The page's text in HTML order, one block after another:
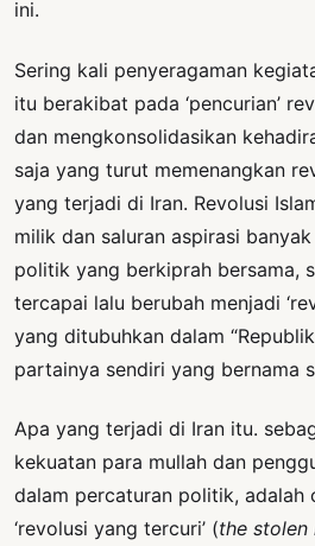
ini.
Sering kali penyeragaman
itu berakibat pada ‘pencurian’
dan mengkonsolidasikan
saja yang turut memenangkan
yang terjadi di Iran. Revolusi
milik dan saluran aspirasi
politik yang berkiprah bersama,
tercapai lalu berubah menjadi
yang ditubuhkan dalam
partainya sendiri yang bernama
Apa yang terjadi di Iran itu.
kekuatan para mullah dan
dalam percaturan politik, adalah
‘revolusi yang tercuri’ (the stolen